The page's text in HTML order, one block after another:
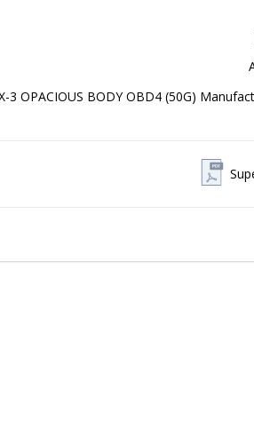
3 OPACIOUS BODY OBD4 (50G)